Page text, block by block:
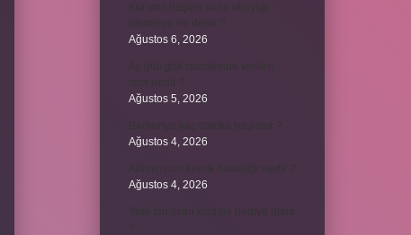
Ağustos 6, 2026
Ağustos 5, 2026
Ağustos 4, 2026
Ağustos 4, 2026